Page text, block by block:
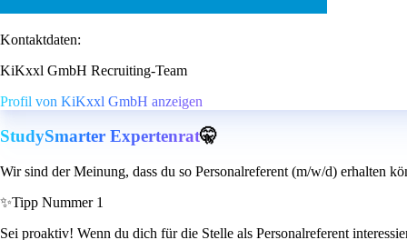
Kontaktdaten:
KiKxxl GmbH Recruiting-Team
Profil von KiKxxl GmbH anzeigen
StudySmarter Expertenrat🤫
Wir sind der Meinung, dass du so Personalreferent (m/w/d) erhalten
✨Tipp Nummer 1
Sei proaktiv! Wenn du dich für die Stelle als Personalreferent